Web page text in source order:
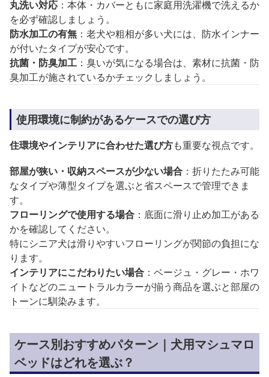
丸洗い対応 ：本体・カバーともに家庭用洗濯機で洗えるか
を必ず確認しましょう。
防水加工の有無 ：老犬や粗相が多い犬には、防水インナー
が付いたタイプが安心です。
抗菌・防臭加工 ：臭いが気になる場合は、素材に抗菌・防
臭加工が施されているかチェックしましょう。
使用環境に制約があるケースでの選び方
住環境やインテリアに合わせた選び方も重要な視点です。
部屋が狭い・収納スペースが少ない場合 ：折りたたみ可能
なタイプや薄型タイプを選ぶと省スペースで管理できま
す。
フローリングで使用する場合 ：底面に滑り止め加工がある
かを確認してください。
特にシニア犬は滑りやすいフローリングが関節の負担にな
ります。
インテリアにこだわりたい場合 ：ベージュ・グレー・ホワ
イトなどのニュートラルカラーが揃う商品を選ぶと部屋の
トーンに馴染みます。
ケース別おすすめパターン｜犬用マシュマロ
ベッドはどれを選ぶ？